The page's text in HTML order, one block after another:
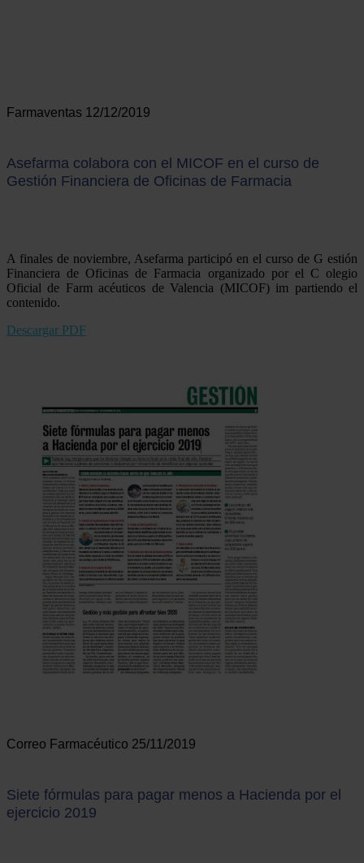
Farmaventas 12/12/2019
Asefarma colabora con el MICOF en el curso de
Gestión Financiera de Oficinas de Farmacia
A finales de noviembre, Asefarma participó en el curso de G estión
Financiera de Oficinas de Farmacia organizado por el C olegio
Oficial de Farm acéuticos de Valencia (MICOF) im partiendo el
contenido.
Descargar PDF
Correo Farmacéutico 25/11/2019
Siete fórmulas para pagar menos a Hacienda por el
ejercicio 2019